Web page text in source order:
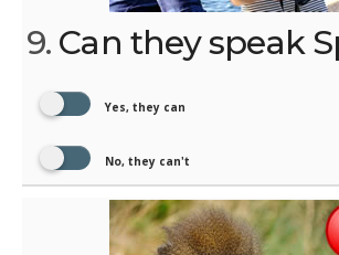
9. Can they speak
Yes, they can
No, they can't